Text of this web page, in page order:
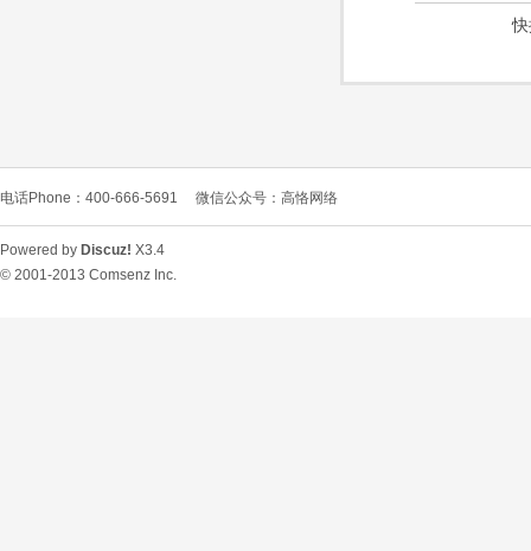
电话Phone：400-666-5691 微信公众号：高恪网络
Powered by Discuz! X3.4
© 2001-2013 Comsenz Inc.